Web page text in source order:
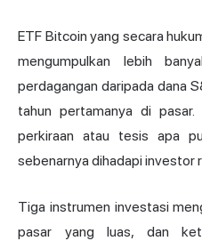
ETF Bitcoin yang secara
mengumpulkan lebih
perdagangan daripada dana
tahun pertamanya di
perkiraan atau tesis apa
sebenarnya dihadapi investor
Tiga instrumen investasi
pasar yang luas, dan